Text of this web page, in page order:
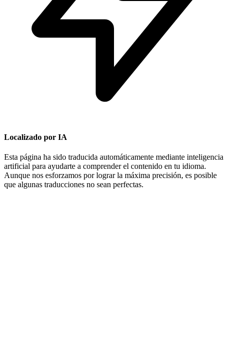
Localizado por IA
Esta página ha sido traducida automáticamente mediante inteligencia
artificial para ayudarte a comprender el contenido en tu idioma.
Aunque nos esforzamos por lograr la máxima precisión, es posible
que algunas traducciones no sean perfectas.